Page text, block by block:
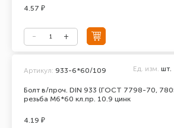
4.57 ₽
Болт в/проч. DIN 933 (ГОСТ 7798-70,
резьба М6*60 кл.пр. 10.9 цинк
Артикул: 933-6*60/109 Ед. изм. шт.
4.19 ₽